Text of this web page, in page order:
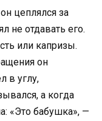
цеплялся за
не отдавать его.
или капризы.
он
в углу,
а когда
«Это бабушка», —